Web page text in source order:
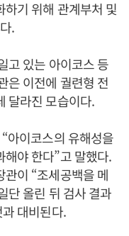
하기 위해 관계부처 및
.
고 있는 아이코스 등
은 이전에 궐련형 전
달라진 모습이다.
아이코스의 유해성을
야 한다”고 말했다.
이 “조세공백을 메
단 올린 뒤 검사 결과
대비된다.